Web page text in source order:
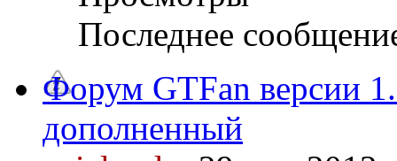
Последнее
Форум GTFan версии
дополненный